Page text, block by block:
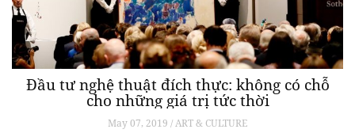
Đầu tư nghệ thuật đích thực: không có chỗ
cho những giá trị tức thời
May 07, 2019 / ART & CULTURE